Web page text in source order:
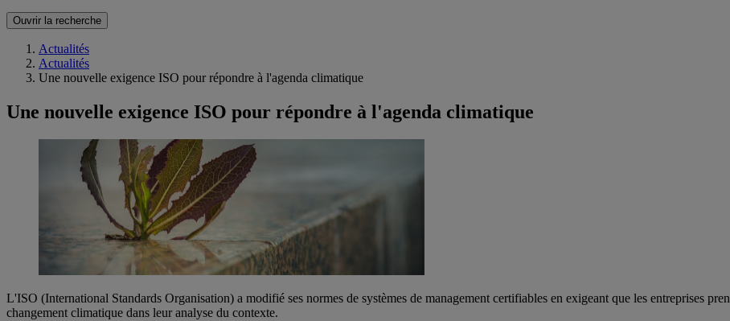
Ouvrir la recherche
Actualités
Actualités
Une nouvelle exigence ISO pour répondre à l'agenda climatique
Une nouvelle exigence ISO pour répondre à l'agenda climatique
L'ISO (International Standards Organisation) a modifié ses normes de systèmes de management certifiables en exigeant que les entreprises
changement climatique dans leur analyse du contexte.